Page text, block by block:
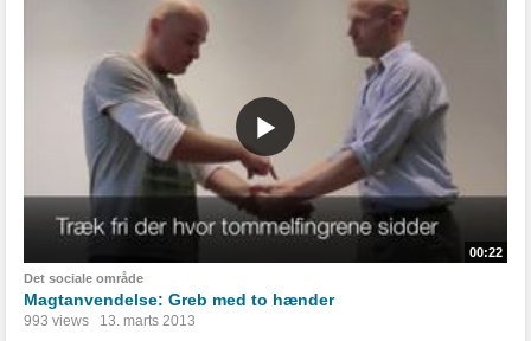
00:22
Det sociale område
Magtanvendelse: Greb med to hænder
993 views 13. marts 2013